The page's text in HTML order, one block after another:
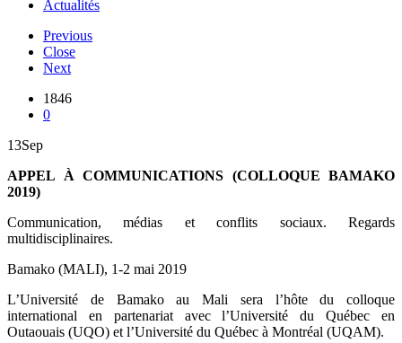
Actualités
Previous
Close
Next
1846
0
13Sep
APPEL À COMMUNICATIONS (COLLOQUE BAMAKO
2019)
Communication, médias et conflits sociaux. Regards
multidisciplinaires.
Bamako (MALI), 1-2 mai 2019
L’Université de Bamako au Mali sera l’hôte du colloque
international en partenariat avec l’Université du Québec en
Outaouais (UQO) et l’Université du Québec à Montréal (UQAM).